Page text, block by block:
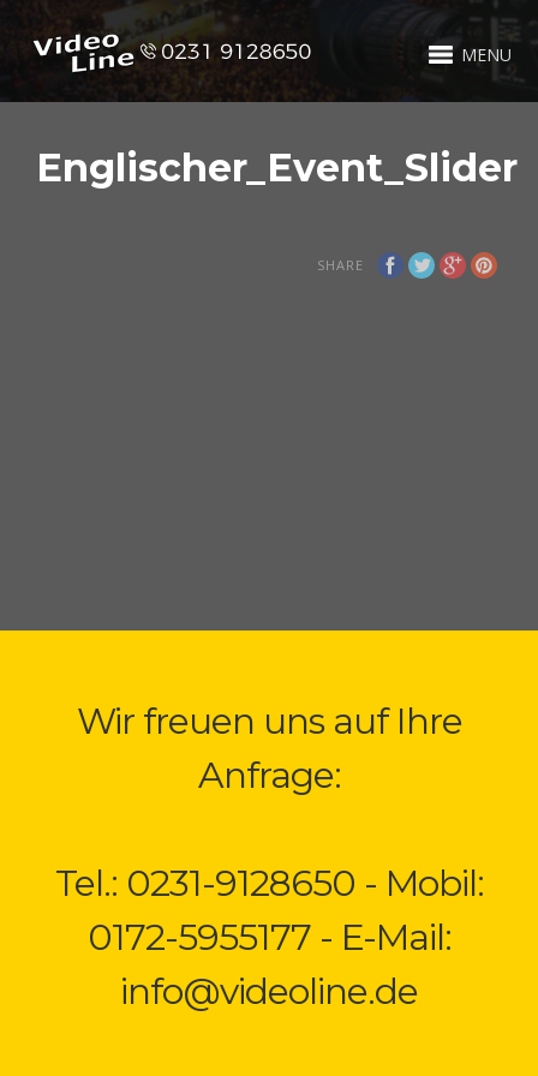
MENU
Englischer_Event_Slider
SHARE
Wir freuen uns auf Ihre
Anfrage:
Tel.: 0231-9128650 - Mobil:
0172-5955177 - E-Mail:
info@videoline.de